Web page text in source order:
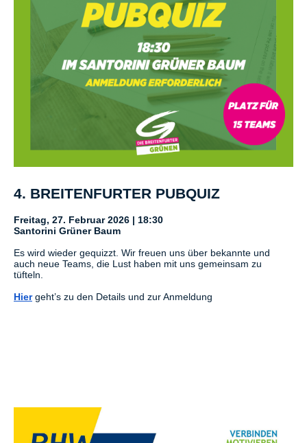
4. BREITENFURTER PUBQUIZ
Freitag, 27. Februar 2026 | 18:30
Santorini Grüner Baum
Es wird wieder gequizzt. Wir freuen uns über bekannte und
auch neue Teams, die Lust haben mit uns gemeinsam zu
tüfteln.
Hiergeht’s zu den Details und zur Anmeldung